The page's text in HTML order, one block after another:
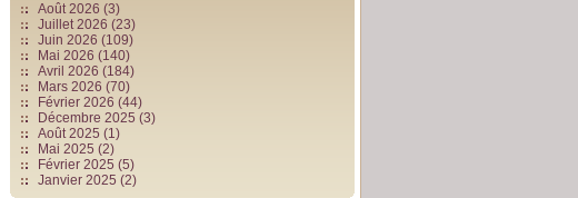
Août 2026 (3)
Juillet 2026 (23)
Juin 2026 (109)
Mai 2026 (140)
Avril 2026 (184)
Mars 2026 (70)
Février 2026 (44)
Décembre 2025 (3)
Août 2025 (1)
Mai 2025 (2)
Février 2025 (5)
Janvier 2025 (2)